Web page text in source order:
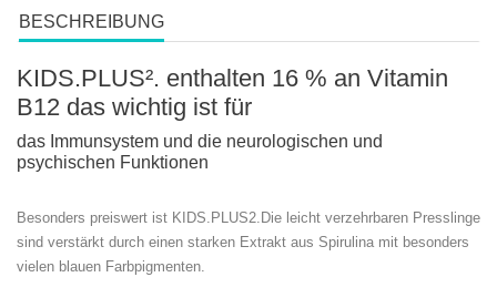
BESCHREIBUNG
KIDS.PLUS². enthalten 16 % an Vitamin
B12 das wichtig ist für
das Immunsystem und die neurologischen und
psychischen Funktionen
Besonders preiswert ist KIDS.PLUS2.Die leicht verzehrbaren Presslinge
sind verstärkt durch einen starken Extrakt aus Spirulina mit besonders
vielen blauen Farbpigmenten.